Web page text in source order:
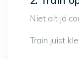
Niet altijd
Train juist